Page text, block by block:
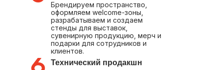
Технический продакшн
Брендируем пространство,
оформляем welcome-зоны,
разрабатываем и создаем
стенды для выставок,
сувенирную продукцию, мерч и
подарки для сотрудников и
клиентов.